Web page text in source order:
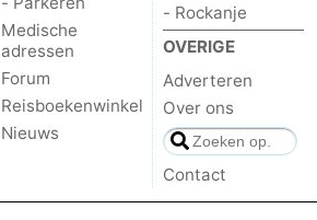
Medische
adressen
Forum
Reisboekenwinkel
Nieuws
- Rockanje
OVERIGE
Adverteren
Over ons
Contact